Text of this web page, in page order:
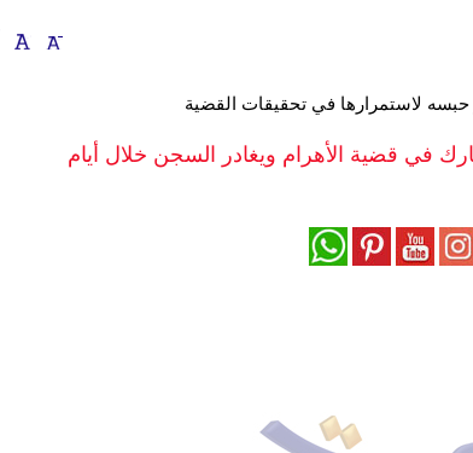
حبسه لاستمرارها في تحقيقات القضية
في قضية الأهرام ويغادر السجن خلال أيام